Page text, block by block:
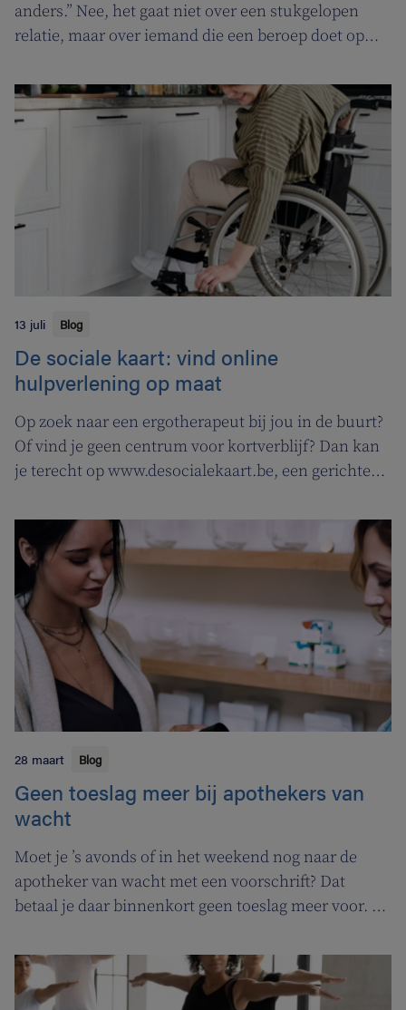
anders.” Nee, het gaat niet over een stukgelopen
relatie, maar over iemand die een beroep doet op
Vlaamse overheid pakt uit met een nieuwe
campagne om rookstopbegeleiding door
13 juli Blog
De sociale kaart: vind online
hulpverlening op maat
Op zoek naar een ergotherapeut bij jou in de buurt?
Of vind je geen centrum voor kortverblijf? Dan kan
je terecht op www.desocialekaart.be, een gerichte
gezondheidszorg en welzijn. Heel handig voor zowel
patiënten als zorgverleners.
28 maart Blog
Geen toeslag meer bij apothekers van
wacht
Moet je ’s avonds of in het weekend nog naar de
apotheker van wacht met een voorschrift? Dat
betaal je daar binnenkort geen toeslag meer voor. In
apothekers van wacht.